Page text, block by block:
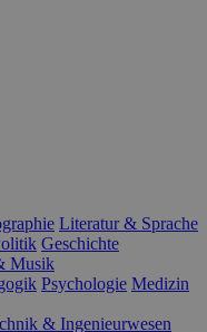
Literatur & Sprache
Geschichte
Musik
Psychologie Medizin
& Ingenieurwesen